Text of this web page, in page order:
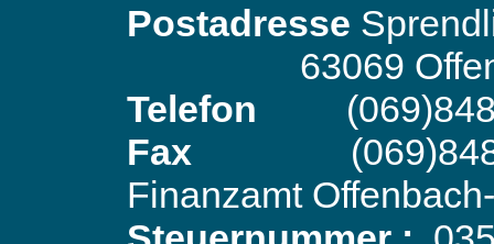
Postadresse
63069
Telefon
Fax
Finanzamt